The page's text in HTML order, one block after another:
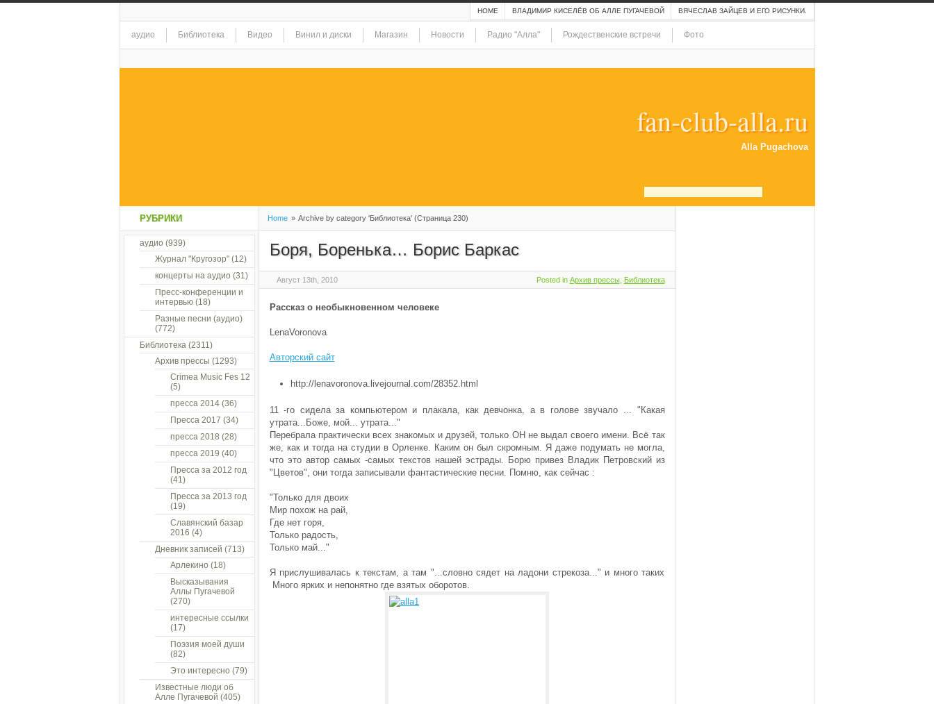
fan-club-alla.ru
Alla Pugachova
HOME ВЛАДИМИР КИСЕЛЁВ ОБ АЛЛЕ ПУГАЧЕВОЙ ВЯЧЕСЛАВ ЗАЙЦЕВ И ЕГО РИСУНКИ.
аудио Библиотека Видео Винил и диски Магазин Новости Радио "Алла" Рождественские встречи Фото
Home » Archive by category 'Библиотека' (Страница 230)
Боря, Боренька… Борис Баркас
Август 13th, 2010 Posted in Архив прессы, Библиотека
Рассказ о необыкновенном человеке
LenaVoronova
Авторский сайт
http://lenavoronova.livejournal.com/28352.html
11 -го сидела за компьютером и плакала, как девчонка, а в голове звучало ... "Какая
утрата...Боже, мой... утрата..."
Перебрала практически всех знакомых и друзей, только ОН не выдал своего имени. Всё так
же, как и тогда на студии в Орленке. Каким он был скромным. Я даже подумать не могла,
что это автор самых -самых текстов нашей эстрады. Борю привез Владик Петровский из
"Цветов", они тогда записывали фантастические песни. Помню, как сейчас :
"Только для двоих
Мир похож на рай,
Где нет горя,
Только радость,
Только май..."
Я прислушивалась к текстам, а там "...словно сядет на ладони стрекоза..." и много таких
Много ярких и непонятно где взятых оборотов.
РУБРИКИ
аудио (939)
Журнал "Кругозор"(12)
концерты на аудио (31)
Пресс-конференции и
интервью(18)
Разные песни (аудио)
(772)
Библиотека(2311)
Архив прессы (1293)
Crimea Music Fes 12
(5)
пресса 2014(36)
Пресса 2017 (34)
пресса 2018 (28)
пресса 2019 (40)
Пресса за 2012 год
(41)
Пресса за 2013 год
(19)
Славянский базар
2016 (4)
Дневник записей (713)
Арлекино (18)
Высказывания
Аллы Пугачевой
(270)
интересные ссылки
(17)
Поэзия моей души
(82)
Это интересно (79)
Известные люди об
Алле Пугачевой (405)